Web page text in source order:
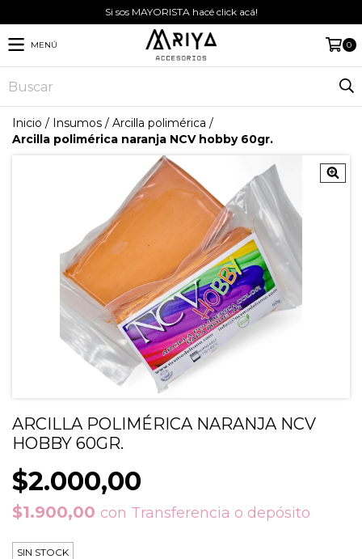
Si sos MAYORISTA hacé click acá!
MENÚ 0
Inicio / Insumos / Arcilla polimérica /
Arcilla polimérica naranja NCV hobby 60gr.
ARCILLA POLIMÉRICA NARANJA NCV
HOBBY 60GR.
$2.000,00
$1.900,00 con Transferencia o depósito
SIN STOCK